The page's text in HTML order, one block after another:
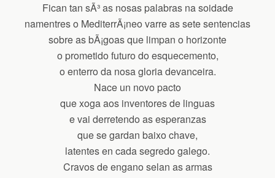
Fican tan sÃ³ as nosas palabras na soidade
namentres o MediterrÃ¡neo varre as sete sentencias
sobre as bÃ¡goas que limpan o horizonte
o prometido futuro do esquecemento,
o enterro da nosa gloria devanceira.
Nace un novo pacto
que xoga aos inventores de linguas
e vai derretendo as esperanzas
que se gardan baixo chave,
latentes en cada segredo galego.
Cravos de engano selan as armas